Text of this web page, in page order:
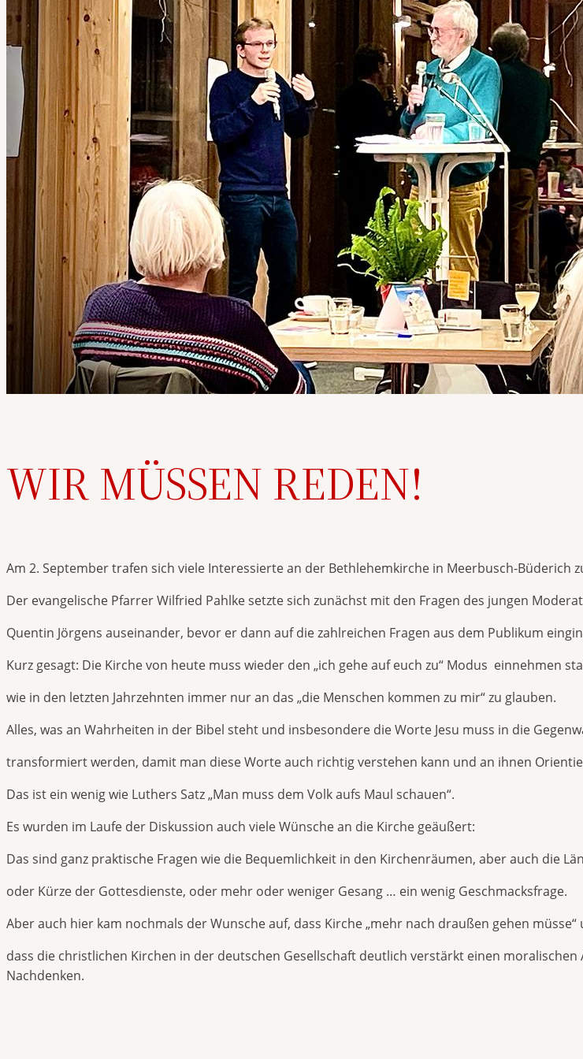
WIR MÜSSEN REDEN!
Am 2. September trafen sich viele Interessierte an der Bethlehemkirche in Meerbusch-Büderich
Der evangelische Pfarrer Wilfried Pahlke setzte sich zunächst mit den Fragen des jungen
Quentin Jörgens auseinander, bevor er dann auf die zahlreichen Fragen aus dem Publikum
Kurz gesagt: Die Kirche von heute muss wieder den „ich gehe auf euch zu“ Modus einnehmen
wie in den letzten Jahrzehnten immer nur an das „die Menschen kommen zu mir“ zu glauben.
Alles, was an Wahrheiten in der Bibel steht und insbesondere die Worte Jesu muss in die
transformiert werden, damit man diese Worte auch richtig verstehen kann und an ihnen
Das ist ein wenig wie Luthers Satz „Man muss dem Volk aufs Maul schauen“.
Es wurden im Laufe der Diskussion auch viele Wünsche an die Kirche geäußert:
Das sind ganz praktische Fragen wie die Bequemlichkeit in den Kirchenräumen, aber auch die
oder Kürze der Gottesdienste, oder mehr oder weniger Gesang … ein wenig Geschmacksfrage.
Aber auch hier kam nochmals der Wunsche auf, dass Kirche „mehr nach draußen gehen müsse“
dass die christlichen Kirchen in der deutschen Gesellschaft deutlich verstärkt einen
Nachdenken.